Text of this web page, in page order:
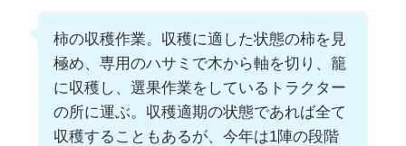
柿の収穫作業。収穫に適した状態の柿を見
極め、専用のハサミで木から軸を切り、籠
に収穫し、選果作業をしているトラクター
の所に運ぶ。収穫適期の状態であれば全て
収穫することもあるが、今年は1陣の段階